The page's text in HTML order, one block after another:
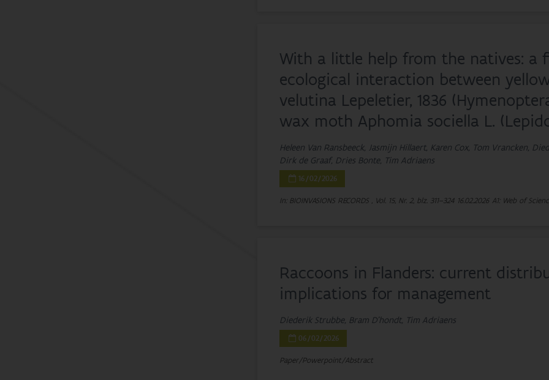
With a little help from the natives: a
ecological interaction between
velutina Lepeletier, 1836
wax moth Aphomia sociella L.
Heleen Van Ransbeeck, Jasmijn Hillaert, Karen Cox, Tom Vrancken,
Dirk de Graaf, Dries Bonte, Tim Adriaens
16/02/2026
In: BIOINVASIONS RECORDS , Vol. 15, Nr. 2, blz. 311–324 16.02.2026 A1: Web of
Raccoons in Flanders: current
implications for management
Diederik Strubbe, Bram D'hondt, Tim Adriaens
06/02/2026
Paper/Powerpoint/Abstract